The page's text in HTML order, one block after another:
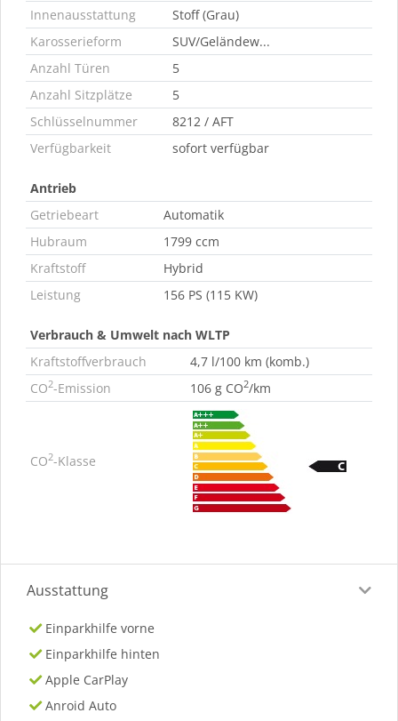
Innenausstattung
Stoff (Grau)
Karosserieform
SUV/Geländew...
Anzahl Türen
5
Anzahl Sitzplätze
5
Schlüsselnummer
8212 / AFT
Verfügbarkeit
sofort verfügbar
Antrieb
Getriebeart
Automatik
Hubraum
1799 ccm
Kraftstoff
Hybrid
Leistung
156 PS (115 KW)
Verbrauch & Umwelt nach WLTP
Kraftstoffverbrauch
4,7 l/100 km (komb.)
CO2-Emission 106 g CO2/km
CO2-Klasse
Ausstattung
Einparkhilfe vorne
Einparkhilfe hinten
Apple CarPlay
Anroid Auto